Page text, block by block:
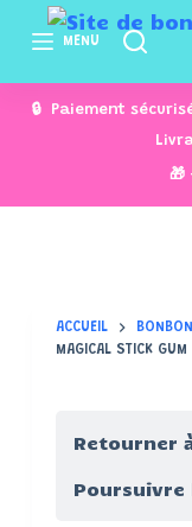
P
s
s
a
MENU
🔒 Paiement
🎁
ACCUEIL
MAGICAL STICK
Poursuivre
Retourner